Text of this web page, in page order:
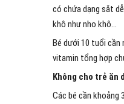
có chứa dạng sắt
khô như nho khô…
Bé dưới 10 tuổi cần
vitamin tổng hợp
Không cho trẻ ăn
Các bé cần khoảng